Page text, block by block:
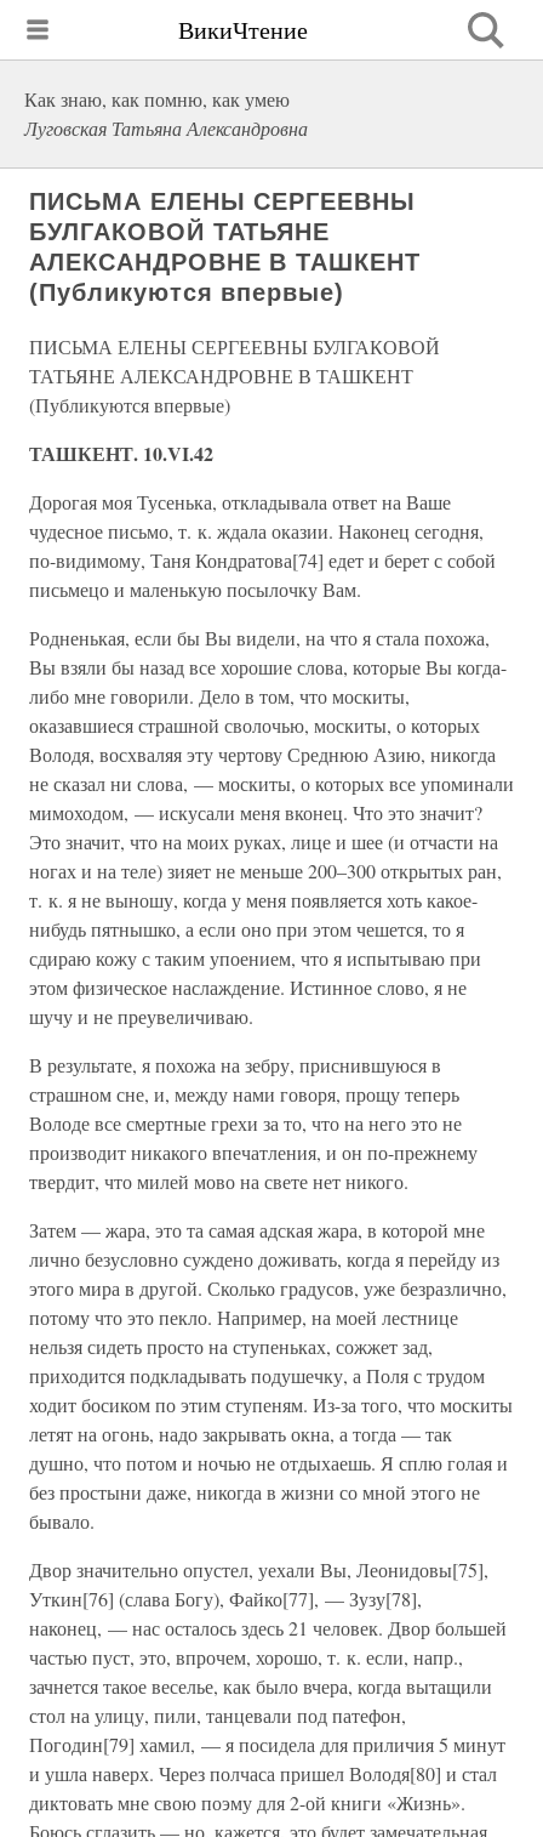
ВикиЧтение
Как знаю, как помню, как умею
Луговская Татьяна Александровна
ПИСЬМА ЕЛЕНЫ СЕРГЕЕВНЫ
БУЛГАКОВОЙ ТАТЬЯНЕ
АЛЕКСАНДРОВНЕ В ТАШКЕНТ
(Публикуются впервые)
ПИСЬМА ЕЛЕНЫ СЕРГЕЕВНЫ БУЛГАКОВОЙ
ТАТЬЯНЕ АЛЕКСАНДРОВНЕ В ТАШКЕНТ
(Публикуются впервые)
ТАШКЕНТ. 10.VI.42
Дорогая моя Тусенька, откладывала ответ на Ваше
чудесное письмо, т. к. ждала оказии. Наконец сегодня,
по-видимому, Таня Кондратова[74] едет и берет с собой
письмецо и маленькую посылочку Вам.
Родненькая, если бы Вы видели, на что я стала похожа,
Вы взяли бы назад все хорошие слова, которые Вы когда-
либо мне говорили. Дело в том, что москиты,
оказавшиеся страшной сволочью, москиты, о которых
Володя, восхваляя эту чертову Среднюю Азию, никогда
не сказал ни слова, — москиты, о которых все упоминали
мимоходом, — искусали меня вконец. Что это значит?
Это значит, что на моих руках, лице и шее (и отчасти на
ногах и на теле) зияет не меньше 200–300 открытых ран,
т. к. я не выношу, когда у меня появляется хоть какое-
нибудь пятнышко, а если оно при этом чешется, то я
сдираю кожу с таким упоением, что я испытываю при
этом физическое наслаждение. Истинное слово, я не
шучу и не преувеличиваю.
В результате, я похожа на зебру, приснившуюся в
страшном сне, и, между нами говоря, прощу теперь
Володе все смертные грехи за то, что на него это не
производит никакого впечатления, и он по-прежнему
твердит, что милей мово на свете нет никого.
Затем — жара, это та самая адская жара, в которой мне
лично безусловно суждено доживать, когда я перейду из
этого мира в другой. Сколько градусов, уже безразлично,
потому что это пекло. Например, на моей лестнице
нельзя сидеть просто на ступеньках, сожжет зад,
приходится подкладывать подушечку, а Поля с трудом
ходит босиком по этим ступеням. Из-за того, что москиты
летят на огонь, надо закрывать окна, а тогда — так
душно, что потом и ночью не отдыхаешь. Я сплю голая и
без простыни даже, никогда в жизни со мной этого не
бывало.
Двор значительно опустел, уехали Вы, Леонидовы[75],
Уткин[76] (слава Богу), Файко[77], — Зузу[78],
наконец, — нас осталось здесь 21 человек. Двор большей
частью пуст, это, впрочем, хорошо, т. к. если, напр.,
зачнется такое веселье, как было вчера, когда вытащили
стол на улицу, пили, танцевали под патефон,
Погодин[79] хамил, — я посидела для приличия 5 минут
и ушла наверх. Через полчаса пришел Володя[80] и стал
диктовать мне свою поэму для 2-ой книги «Жизнь».
Боюсь сглазить — но, кажется, это будет замечательная